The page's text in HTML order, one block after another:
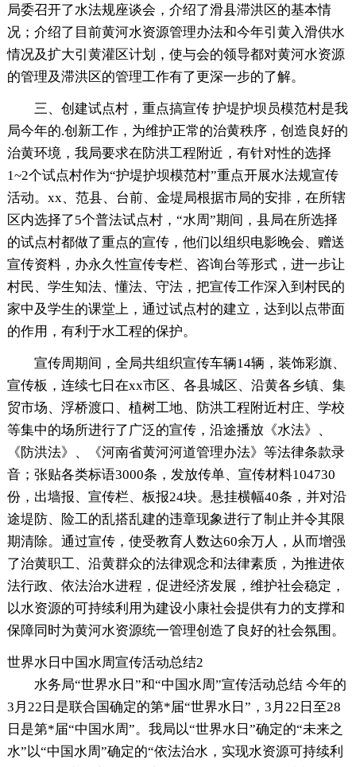
局委召开了水法规座谈会，介绍了滑县滞洪区的基本情
况；介绍了目前黄河水资源管理办法和今年引黄入滑供水
情况及扩大引黄灌区计划，使与会的领导都对黄河水资源
的管理及滞洪区的管理工作有了更深一步的了解。
三、创建试点村，重点搞宣传 护堤护坝员模范村是我
局今年的.创新工作，为维护正常的治黄秩序，创造良好的
治黄环境，我局要求在防洪工程附近，有针对性的选择
1~2个试点村作为“护堤护坝模范村”重点开展水法规宣传
活动。xx、范县、台前、金堤局根据市局的安排，在所辖
区内选择了5个普法试点村，“水周”期间，县局在所选择
的试点村都做了重点的宣传，他们以组织电影晚会、赠送
宣传资料，办永久性宣传专栏、咨询台等形式，进一步让
村民、学生知法、懂法、守法，把宣传工作深入到村民的
家中及学生的课堂上，通过试点村的建立，达到以点带面
的作用，有利于水工程的保护。
宣传周期间，全局共组织宣传车辆14辆，装饰彩旗、
宣传板，连续七日在xx市区、各县城区、沿黄各乡镇、集
贸市场、浮桥渡口、植树工地、防洪工程附近村庄、学校
等集中的场所进行了广泛的宣传，沿途播放《水法》、
《防洪法》、《河南省黄河河道管理办法》等法律条款录
音；张贴各类标语3000条，发放传单、宣传材料104730
份，出墙报、宣传栏、板报24块。悬挂横幅40条，并对沿
途堤防、险工的乱搭乱建的违章现象进行了制止并令其限
期清除。通过宣传，使受教育人数达60余万人，从而增强
了治黄职工、沿黄群众的法律观念和法律素质，为推进依
法行政、依法治水进程，促进经济发展，维护社会稳定，
以水资源的可持续利用为建设小康社会提供有力的支撑和
保障同时为黄河水资源统一管理创造了良好的社会氛围。
世界水日中国水周宣传活动总结2
水务局“世界水日”和“中国水周”宣传活动总结 今年的
3月22日是联合国确定的第*届“世界水日”，3月22日至28
日是第*届“中国水周”。我局以“世界水日”确定的“未来之
水”以“中国水周”确定的“依法治水，实现水资源可持续利